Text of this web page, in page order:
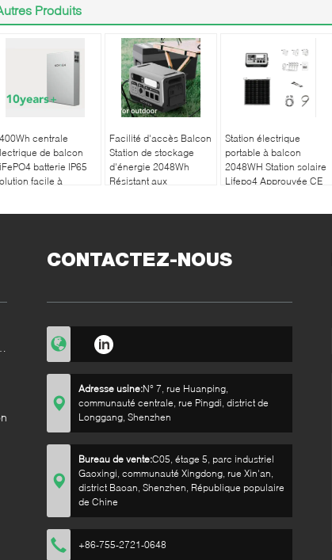
Produits
centrale
de balcon
batterie IP65
facile à
Facilité d'accès Balcon
Station de stockage
d'énergie 2048Wh
Résistant aux
Station électrique
portable à balcon
2048WH Station solaire
Lifepo4 Approuvée CE
CONTACTEZ-NOUS
Adresse usine:N° 7, rue Huanping,
communauté centrale, rue Pingdi, district de
Longgang, Shenzhen
Bureau de vente:C05, étage 5, parc industriel
Gaoxingi, communauté Xingdong, rue Xin'an,
district Baoan, Shenzhen, République populaire
de Chine
+86-755-2721-0648